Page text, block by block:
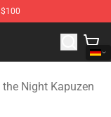
of the Night
Night Kapuzen